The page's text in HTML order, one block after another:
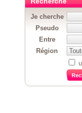
Je cherche
Pseudo
Entre
Région